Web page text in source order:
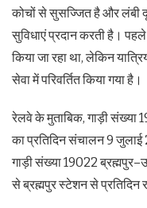
कोचों से सुसज्जित है और लंबी
सुविधाएं प्रदान करती है।
किया जा रहा था, लेकिन
सेवा में परिवर्तित किया गया है।
रेलवे के मुताबिक, गाड़ी संख्या
का प्रतिदिन संचालन 9
गाड़ी संख्या 19022
से ब्रह्मपुर स्टेशन से प्रतिदिन